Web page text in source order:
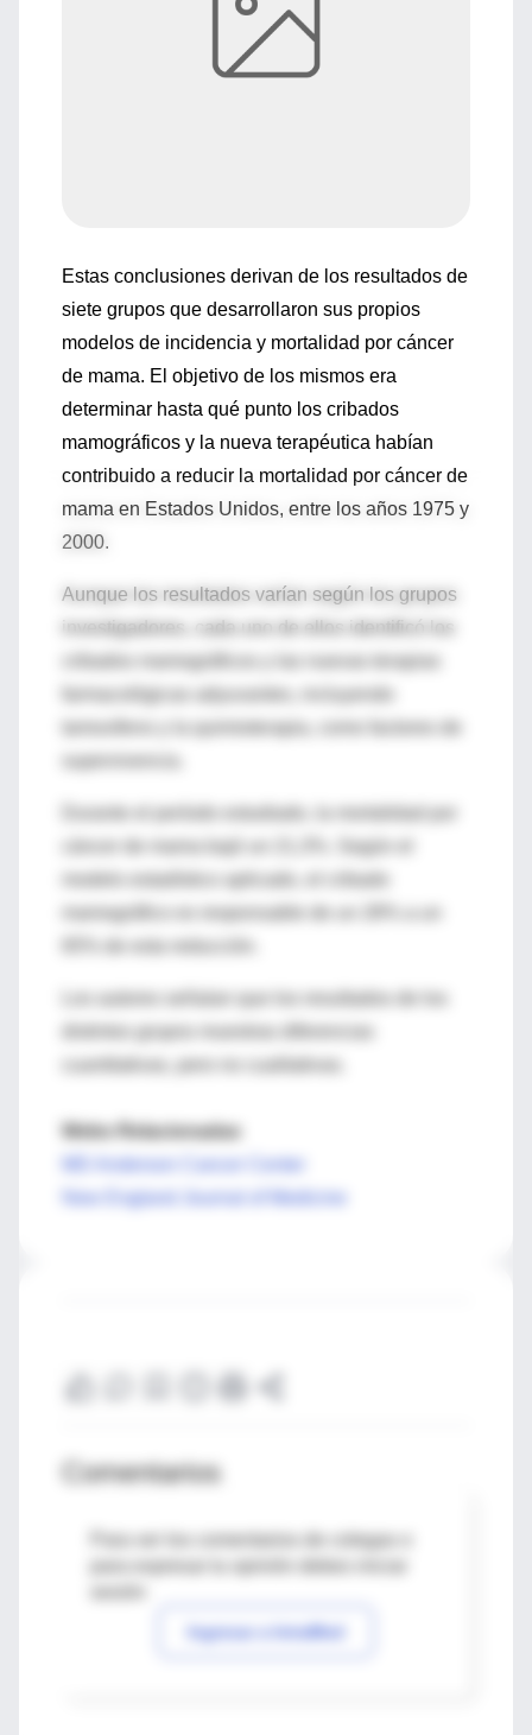
Estas conclusiones derivan de los resultados de
siete grupos que desarrollaron sus propios
modelos de incidencia y mortalidad por cáncer
de mama. El objetivo de los mismos era
determinar hasta qué punto los cribados
mamográficos y la nueva terapéutica habían
contribuido a reducir la mortalidad por cáncer de
mama en Estados Unidos, entre los años 1975 y
2000.
Aunque los resultados varían según los grupos
investigadores, cada uno de ellos identificó los
cribados mamográficos y las nuevas terapias
farmacológicas adyuvantes, incluyendo
tamoxifeno y la quimioterapia, como factores de
supervivencia.
cáncer de mama bajó un 21,3%. Según el
modelo estadístico aplicado, el cribado
mamográfico es responsable de un 28% a un
distintos grupos muestras diferencias
Webs Relacionadas
New England Journal of Medicine
Comentarios
Para ver los comentarios de colegas o
Ingresar a IntraMed